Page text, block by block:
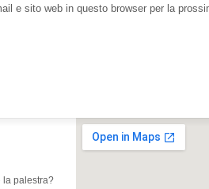
e sito web in questo browser per la
la palestra?